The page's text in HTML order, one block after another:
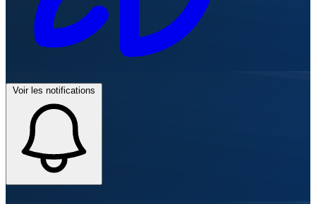
Voir les notifications